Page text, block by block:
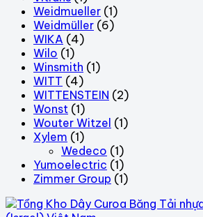
Weidmueller (1)
Weidmüller (6)
WIKA (4)
Wilo (1)
Winsmith (1)
WITT (4)
WITTENSTEIN (2)
Wonst (1)
Wouter Witzel (1)
Xylem (1)
Wedeco (1)
Yumoelectric (1)
Zimmer Group (1)